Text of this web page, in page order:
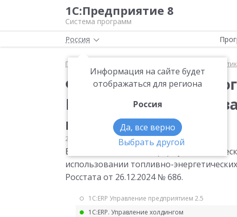
1С:Предприятие 8
Система программ
Россия
Информация на сайте будет
отображаться для региона
Россия
Да, все верно
Выбрать другой
Главная
Форма
Изменения порядка
год
27.12.2024 Статистика
Внесены изменения в форму
использовании топливно-
Росстата от 26.12.2024 № 686.
1С:ERP Управление предприятием 2.5
1С:ERP. Управление холдингом